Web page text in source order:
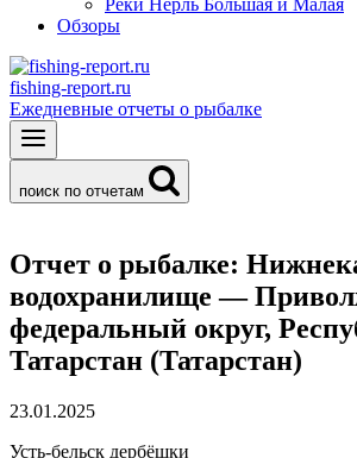
Реки Нерль Большая и Малая
Обзоры
fishing-report.ru
Ежедневные отчеты о рыбалке
поиск по отчетам
Отчет о рыбалке:
водохранилище —
федеральный округ,
Татарстан (Татарстан)
23.01.2025
Усть-бельск дербёшки